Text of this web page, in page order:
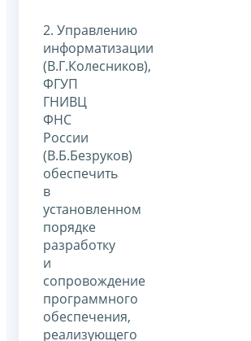
2. Управлению
информатизации
(В.Г.Колесников),
ФГУП
ГНИВЦ
ФНС
России
(В.Б.Безруков)
обеспечить
в
установленном
порядке
разработку
и
сопровождение
программного
обеспечения,
реализующего